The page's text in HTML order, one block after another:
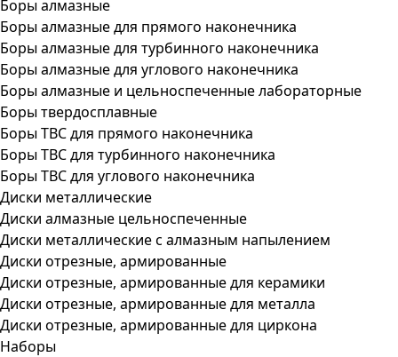
Боры алмазные
Боры алмазные для прямого наконечника
Боры алмазные для турбинного наконечника
Боры алмазные для углового наконечника
Боры алмазные и цельноспеченные лабораторные
Боры твердосплавные
Боры ТВС для прямого наконечника
Боры ТВС для турбинного наконечника
Боры ТВС для углового наконечника
Диски металлические
Диски алмазные цельноспеченные
Диски металлические с алмазным напылением
Диски отрезные, армированные
Диски отрезные, армированные для керамики
Диски отрезные, армированные для металла
Диски отрезные, армированные для циркона
Наборы